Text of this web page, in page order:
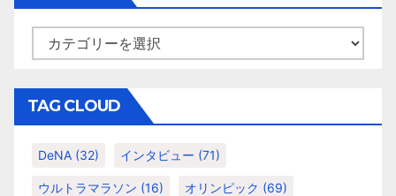
テ
リ
TAG CLOUD
DeNA (32) インタビュー (71)
ウルトラマラソン (16) オリンピック (69)